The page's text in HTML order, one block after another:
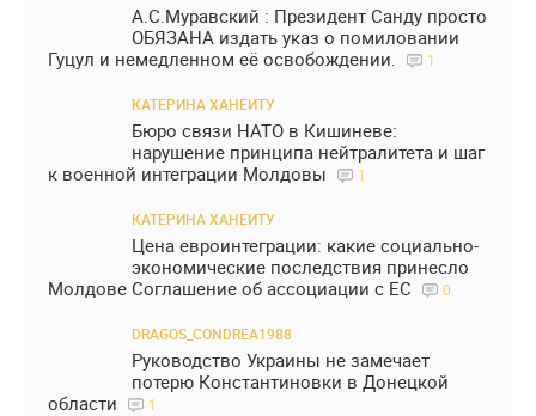
А.С.Муравский : Президент Санду просто
ОБЯЗАНА издать указ о помиловании
Гуцул и немедленном её освобождении.
1
КАТЕРИНА ХАНЕИТУ
Бюро связи НАТО в Кишиневе:
нарушение принципа нейтралитета и шаг
к военной интеграции Молдовы
1
КАТЕРИНА ХАНЕИТУ
Цена евроинтеграции: какие социально-
экономические последствия принесло
Молдове Соглашение об ассоциации с ЕС
0
DRAGOS_CONDREA1988
Руководство Украины не замечает
потерю Константиновки в Донецкой
области
1